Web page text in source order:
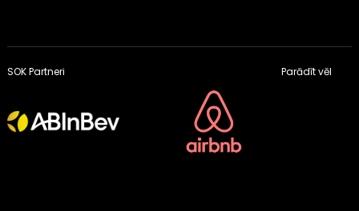
SOK Partneri Parādīt vēl